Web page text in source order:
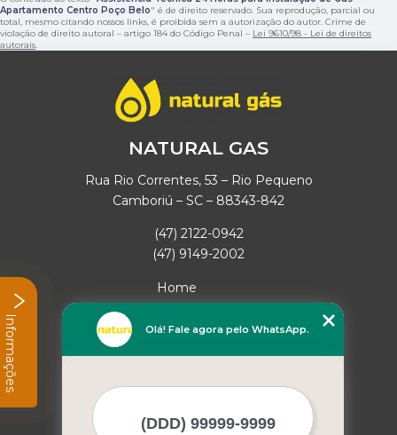
Apartamento Centro Poço Belo" é de direito reservado. Sua reprodução, parcial ou
total, mesmo citando nossos links, é proibida sem a autorização do autor. Crime de
violação de direito autoral – artigo 184 do Código Penal – Lei 9610/98 - Lei de direitos
autorais
NATURAL GAS
Rua Rio Correntes, 53 – Rio Pequeno
Camboriú – SC – 88343-842
(47) 2122-0942
(47) 9149-2002
Home
Empresa
Missão
Mapa do site
Olá! Fale agora pelo WhatsApp.
Informações